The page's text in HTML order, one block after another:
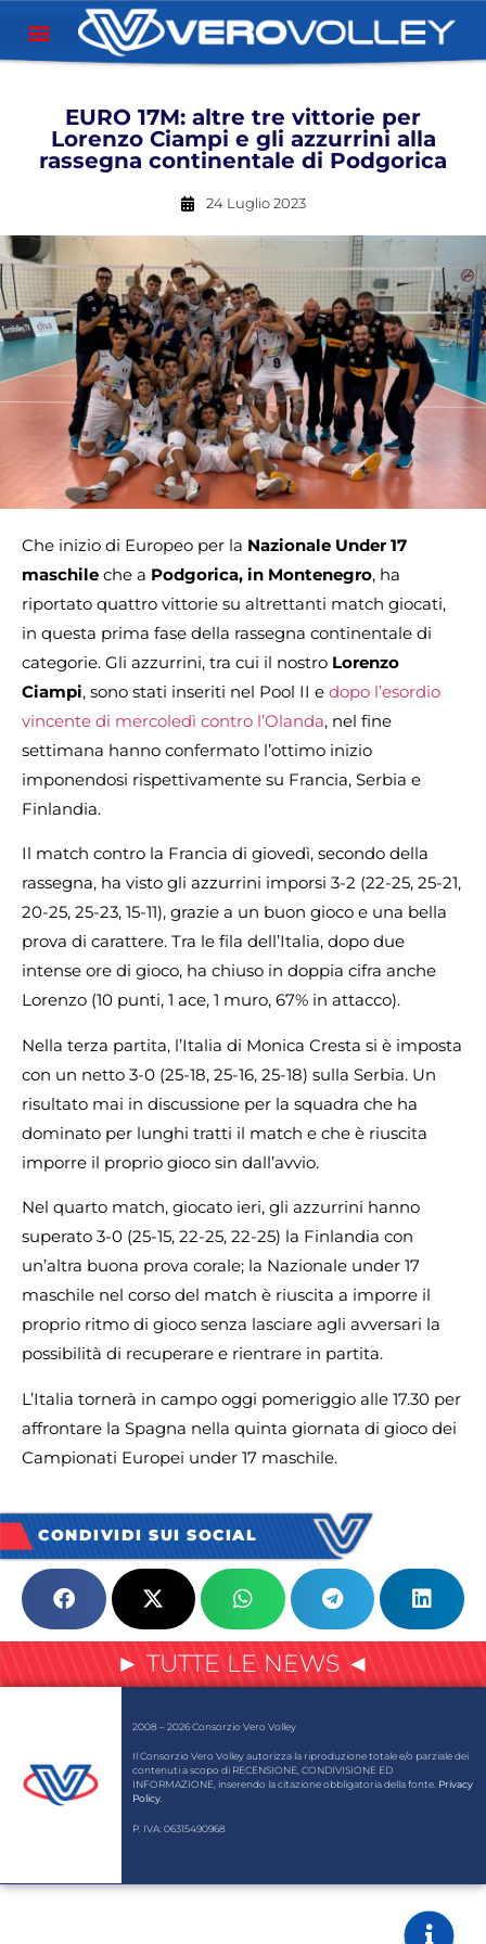
EURO 17M: altre tre vittorie per
Lorenzo Ciampi e gli azzurrini alla
rassegna continentale di Podgorica
24 Luglio 2023
Che inizio di Europeo per la Nazionale Under 17
maschile che a Podgorica, in Montenegro, ha
riportato quattro vittorie su altrettanti match giocati,
in questa prima fase della rassegna continentale di
categorie. Gli azzurrini, tra cui il nostro Lorenzo
Ciampi, sono stati inseriti nel Pool II e dopo l’esordio
vincente di mercoledì contro l’Olanda, nel fine
settimana hanno confermato l’ottimo inizio
imponendosi rispettivamente su Francia, Serbia e
Finlandia.
Il match contro la Francia di giovedì, secondo della
rassegna, ha visto gli azzurrini imporsi 3-2 (22-25, 25-21,
20-25, 25-23, 15-11), grazie a un buon gioco e una bella
prova di carattere. Tra le fila dell’Italia, dopo due
intense ore di gioco, ha chiuso in doppia cifra anche
Lorenzo (10 punti, 1 ace, 1 muro, 67% in attacco).
Nella terza partita, l’Italia di Monica Cresta si è imposta
con un netto 3-0 (25-18, 25-16, 25-18) sulla Serbia. Un
risultato mai in discussione per la squadra che ha
dominato per lunghi tratti il match e che è riuscita
imporre il proprio gioco sin dall’avvio.
Nel quarto match, giocato ieri, gli azzurrini hanno
superato 3-0 (25-15, 22-25, 22-25) la Finlandia con
un’altra buona prova corale; la Nazionale under 17
maschile nel corso del match è riuscita a imporre il
proprio ritmo di gioco senza lasciare agli avversari la
possibilità di recuperare e rientrare in partita.
L’Italia tornerà in campo oggi pomeriggio alle 17.30 per
affrontare la Spagna nella quinta giornata di gioco dei
Campionati Europei under 17 maschile.
CONDIVIDI SUI SOCIAL
► TUTTE LE NEWS ◄
2008 – 2026 Consorzio Vero Volley
Il Consorzio Vero Volley autorizza la riproduzione totale e/o parziale dei
contenuti a scopo di RECENSIONE, CONDIVISIONE ED
INFORMAZIONE, inserendo la citazione obbligatoria della fonte. Privacy
Policy.
P. IVA: 06315490968